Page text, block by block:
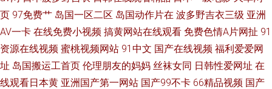
页 97免费艹 岛国一区二区 岛国动作片在 波多野吉衣三级 亚洲
AV一卡 在线免费小视频 搞黄网站在线观看 免费色情A片网扯 91
资源在线视频 蜜桃视频网站 91中文 国产在线视频 福利爱爱网
址 岛国搬运工首页 伦理朋友的妈妈 丝袜女同 日韩性爱网址 在
线观看日本黄 亚洲国产第一网站 国产99不卡 66精品视频 国产